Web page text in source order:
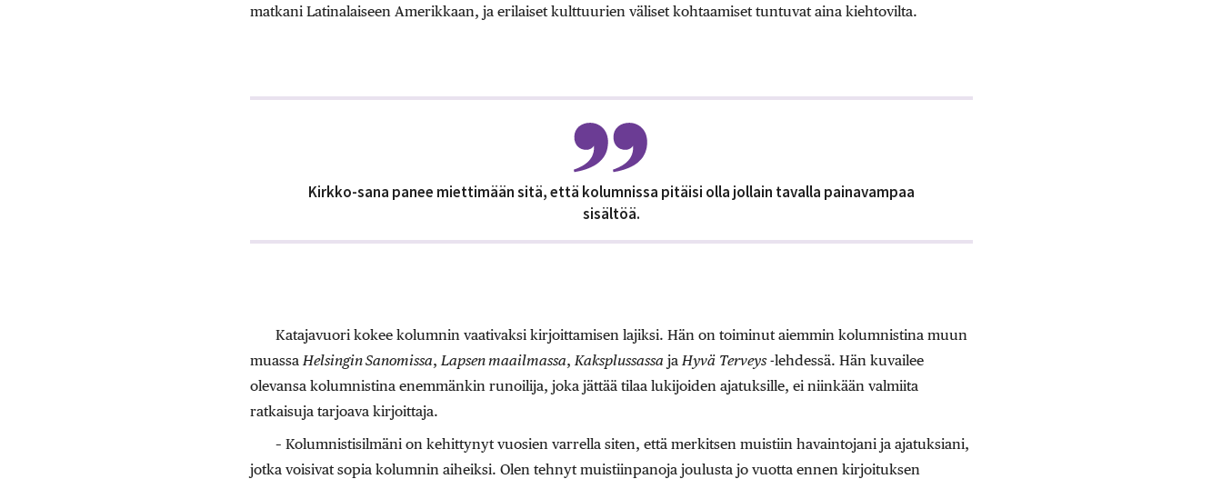
matkani Latinalaiseen Amerikkaan, ja erilaiset kulttuurien väliset kohtaamiset tuntuvat aina kiehtovilta.
Kirkko-sana panee miettimään sitä, että kolumnissa pitäisi olla jollain tavalla painavampaa
sisältöä.
Katajavuori kokee kolumnin vaativaksi kirjoittamisen lajiksi. Hän on toiminut aiemmin kolumnistina muun
muassa Helsingin Sanomissa, Lapsen maailmassa, Kaksplussassa ja Hyvä Terveys-lehdessä. Hän kuvailee
olevansa kolumnistina enemmänkin runoilija, joka jättää tilaa lukijoiden ajatuksille, ei niinkään valmiita
ratkaisuja tarjoava kirjoittaja.
– Kolumnistisilmäni on kehittynyt vuosien varrella siten, että merkitsen muistiin havaintojani ja ajatuksiani,
jotka voisivat sopia kolumnin aiheiksi. Olen tehnyt muistiinpanoja joulusta jo vuotta ennen kirjoituksen